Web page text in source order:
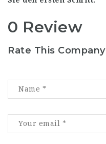
0 Review
Rate This Company